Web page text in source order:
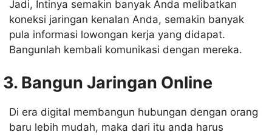
Jadi, Intinya semakin banyak Anda melibatkan
koneksi jaringan kenalan Anda, semakin banyak
pula informasi lowongan kerja yang didapat.
Bangunlah kembali komunikasi dengan mereka.
3. Bangun Jaringan Online
Di era digital membangun hubungan dengan orang
baru lebih mudah, maka dari itu anda harus